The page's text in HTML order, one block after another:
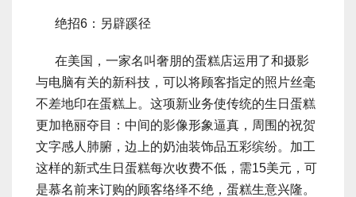
绝招6：另辟蹊径
在美国，一家名叫奢朋的蛋糕店运用了和摄影
与电脑有关的新科技，可以将顾客指定的照片丝毫
不差地印在蛋糕上。这项新业务使传统的生日蛋糕
更加艳丽夺目：中间的影像形象逼真，周围的祝贺
文字感人肺腑，边上的奶油装饰品五彩缤纷。加工
这样的新式生日蛋糕每次收费不低，需15美元，可
是慕名前来订购的顾客络绎不绝，蛋糕生意兴隆。